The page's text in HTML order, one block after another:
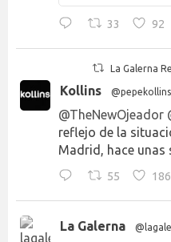
33 92
La Galerna
Kollins @pepekollins
@TheNewOjeador
reflejo de la
Madrid, hace unas
55 186
La Galerna